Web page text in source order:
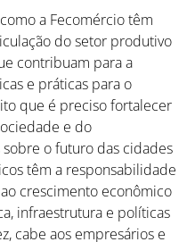
a Fecomércio têm
do setor produtivo
contribuam para a
e práticas para o
que é preciso fortalecer
e do
o futuro das cidades
têm a responsabilidade
crescimento econômico
infraestrutura e políticas
cabe aos empresários e